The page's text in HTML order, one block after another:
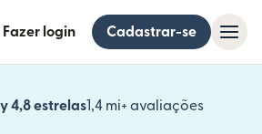
Fazer login Cadastrar-se
4,8 estrelas1,4 mi+ avaliações
(abre